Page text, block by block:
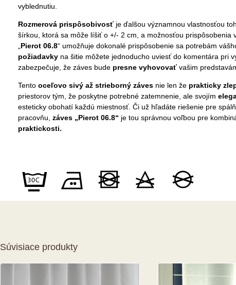
vyblednutiu.
Rozmerová prispôsobivosť je ďalšou významnou vlastnosťou
šírkou, ktorá sa môže líšiť o +/- 2 cm, a možnosťou prispôsobenia
Pierot 06.8“ umožňuje dokonalé prispôsobenie sa potrebám
požiadavky na šitie môžete jednoducho uviesť do komentára pri
zabezpečuje, že záves bude presne vyhovovať vašim
Tento oceľovo sivý až strieborný záves nie len že prakticky
priestorov tým, že poskytne potrebné zatemnenie, ale svojím
esteticky obohatí každú miestnosť. Či už hľadáte riešenie pre
pracovňu, záves „Pierot 06.8“ je tou správnou voľbou pre
praktickosti.
Súvisiace produkty